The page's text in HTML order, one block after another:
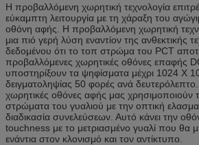
Η προβαλλόμενη χωρητική τεχνολογία
εύκαμπτη λειτουργία με τη χάραξη του
οθόνη αφής. Η προβαλλόμενη χωρητική
μια πιό γερή λύση εναντίον της ανθεκτικής
δεδομένου ότι το τοπ στρώμα του PCT
προβαλλόμενες χωρητικές οθόνες επαφής
υποστηρίξουν τα ψηφίσματα μέχρι 1024 X
δειγματοληψίας 50 φορές ανά
χωρητικές οθόνες αφής μας χρησιμοποιούν
στρώματα του γυαλιού με την οπτική
διαδικασία συνελεύσεων. Αυτό κάνει την
touchness με το μετριασμένο γυαλί που θα
ενάντια στον κλονισμό και τον αντίκτυπο.